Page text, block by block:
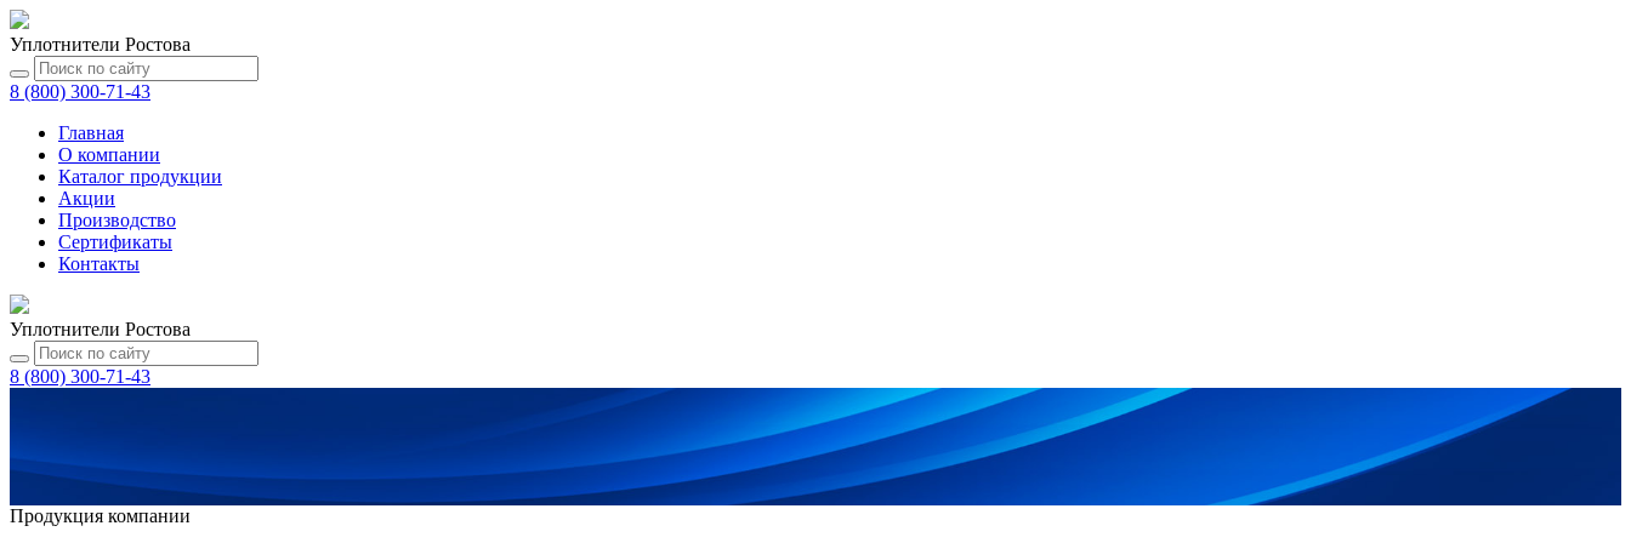
Уплотнители Ростова
8 (800) 300-71-43
Главная
О компании
Каталог продукции
Акции
Производство
Сертификаты
Контакты
Уплотнители Ростова
8 (800) 300-71-43
Продукция компании